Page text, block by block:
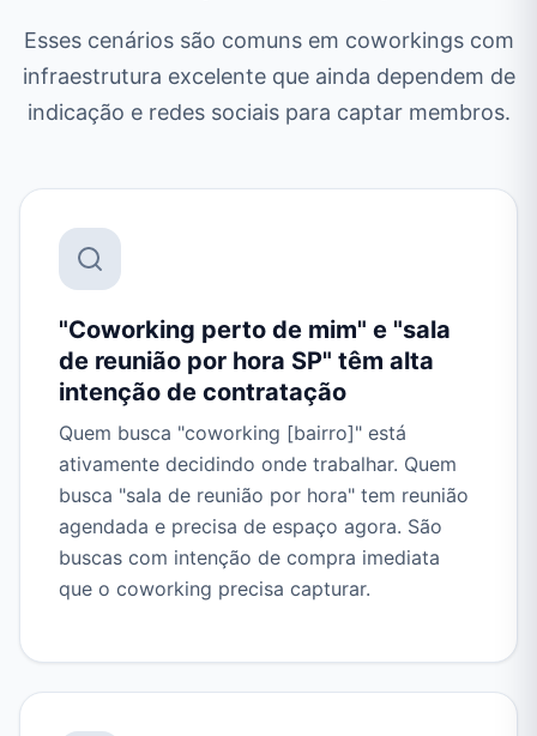
Esses cenários são comuns em coworkings com
infraestrutura excelente que ainda dependem de
indicação e redes sociais para captar membros.
"Coworking perto de mim" e "sala
de reunião por hora SP" têm alta
intenção de contratação
Quem busca "coworking [bairro]" está
ativamente decidindo onde trabalhar. Quem
busca "sala de reunião por hora" tem reunião
agendada e precisa de espaço agora. São
buscas com intenção de compra imediata
que o coworking precisa capturar.